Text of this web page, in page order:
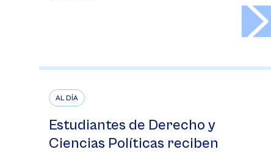
AL DÍA
Estudiantes de Derecho y
Ciencias Políticas reciben